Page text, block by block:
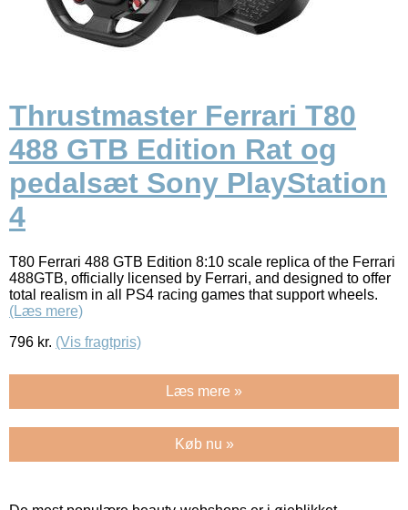
Thrustmaster Ferrari T80
488 GTB Edition Rat og
pedalsæt Sony PlayStation
4
T80 Ferrari 488 GTB Edition 8:10 scale replica of the Ferrari
488GTB, officially licensed by Ferrari, and designed to offer
total realism in all PS4 racing games that support wheels.
(Læs mere)
796 kr. (Vis fragtpris)
Læs mere »
Køb nu »